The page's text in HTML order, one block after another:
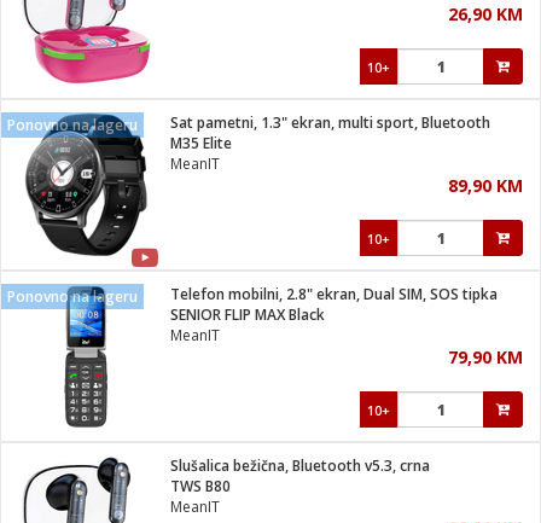
26,90 KM
10+
Ponovno na lageru
Sat pametni, 1.3" ekran, multi sport, Bluetooth
M35 Elite
MeanIT
89,90 KM
10+
Ponovno na lageru
Telefon mobilni, 2.8" ekran, Dual SIM, SOS tipka
SENIOR FLIP MAX Black
MeanIT
79,90 KM
10+
Slušalica bežična, Bluetooth v5.3, crna
TWS B80
MeanIT